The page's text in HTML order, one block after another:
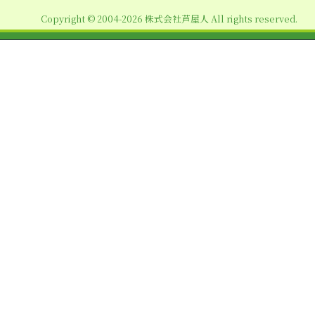
ン
Copyright © 2004-2026 株式会社芦屋人 All rights reserved.